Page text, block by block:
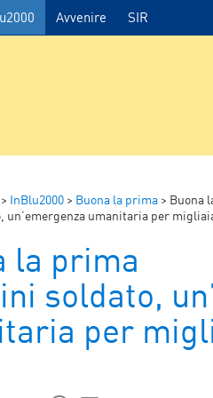
Avvenire SIR
> InBlu2000 > Buona la prima > Buona
un’emergenza umanitaria per
la prima
soldato,
per